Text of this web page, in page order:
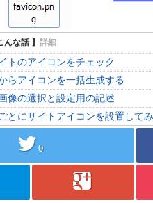
トのアイコンをチェック
らアイコンを一括生成する
像の選択と設定用の記述
とにサイトアイコンを設置して
twitter 0
googleplus